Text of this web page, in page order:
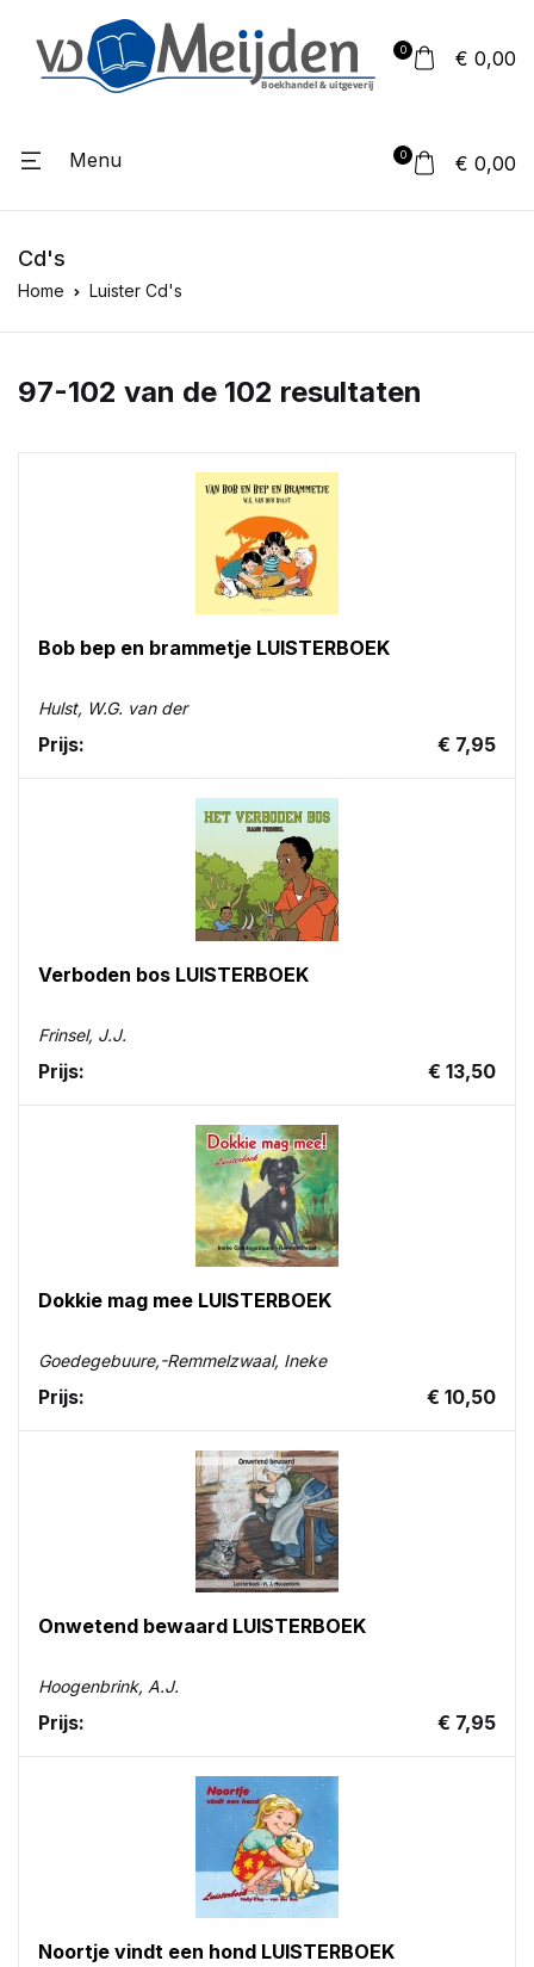
0 € 0,00
Menu 0 € 0,00
Cd's
Home Luister Cd's
97-102 van de 102 resultaten
Bob bep en brammetje LUISTERBOEK
Hulst, W.G. van der
Prijs: € 7,95
Verboden bos LUISTERBOEK
Frinsel, J.J.
Prijs: € 13,50
Dokkie mag mee LUISTERBOEK
Goedegebuure,-Remmelzwaal, Ineke
Prijs: € 10,50
Onwetend bewaard LUISTERBOEK
Hoogenbrink, A.J.
Prijs: € 7,95
Noortje vindt een hond LUISTERBOEK